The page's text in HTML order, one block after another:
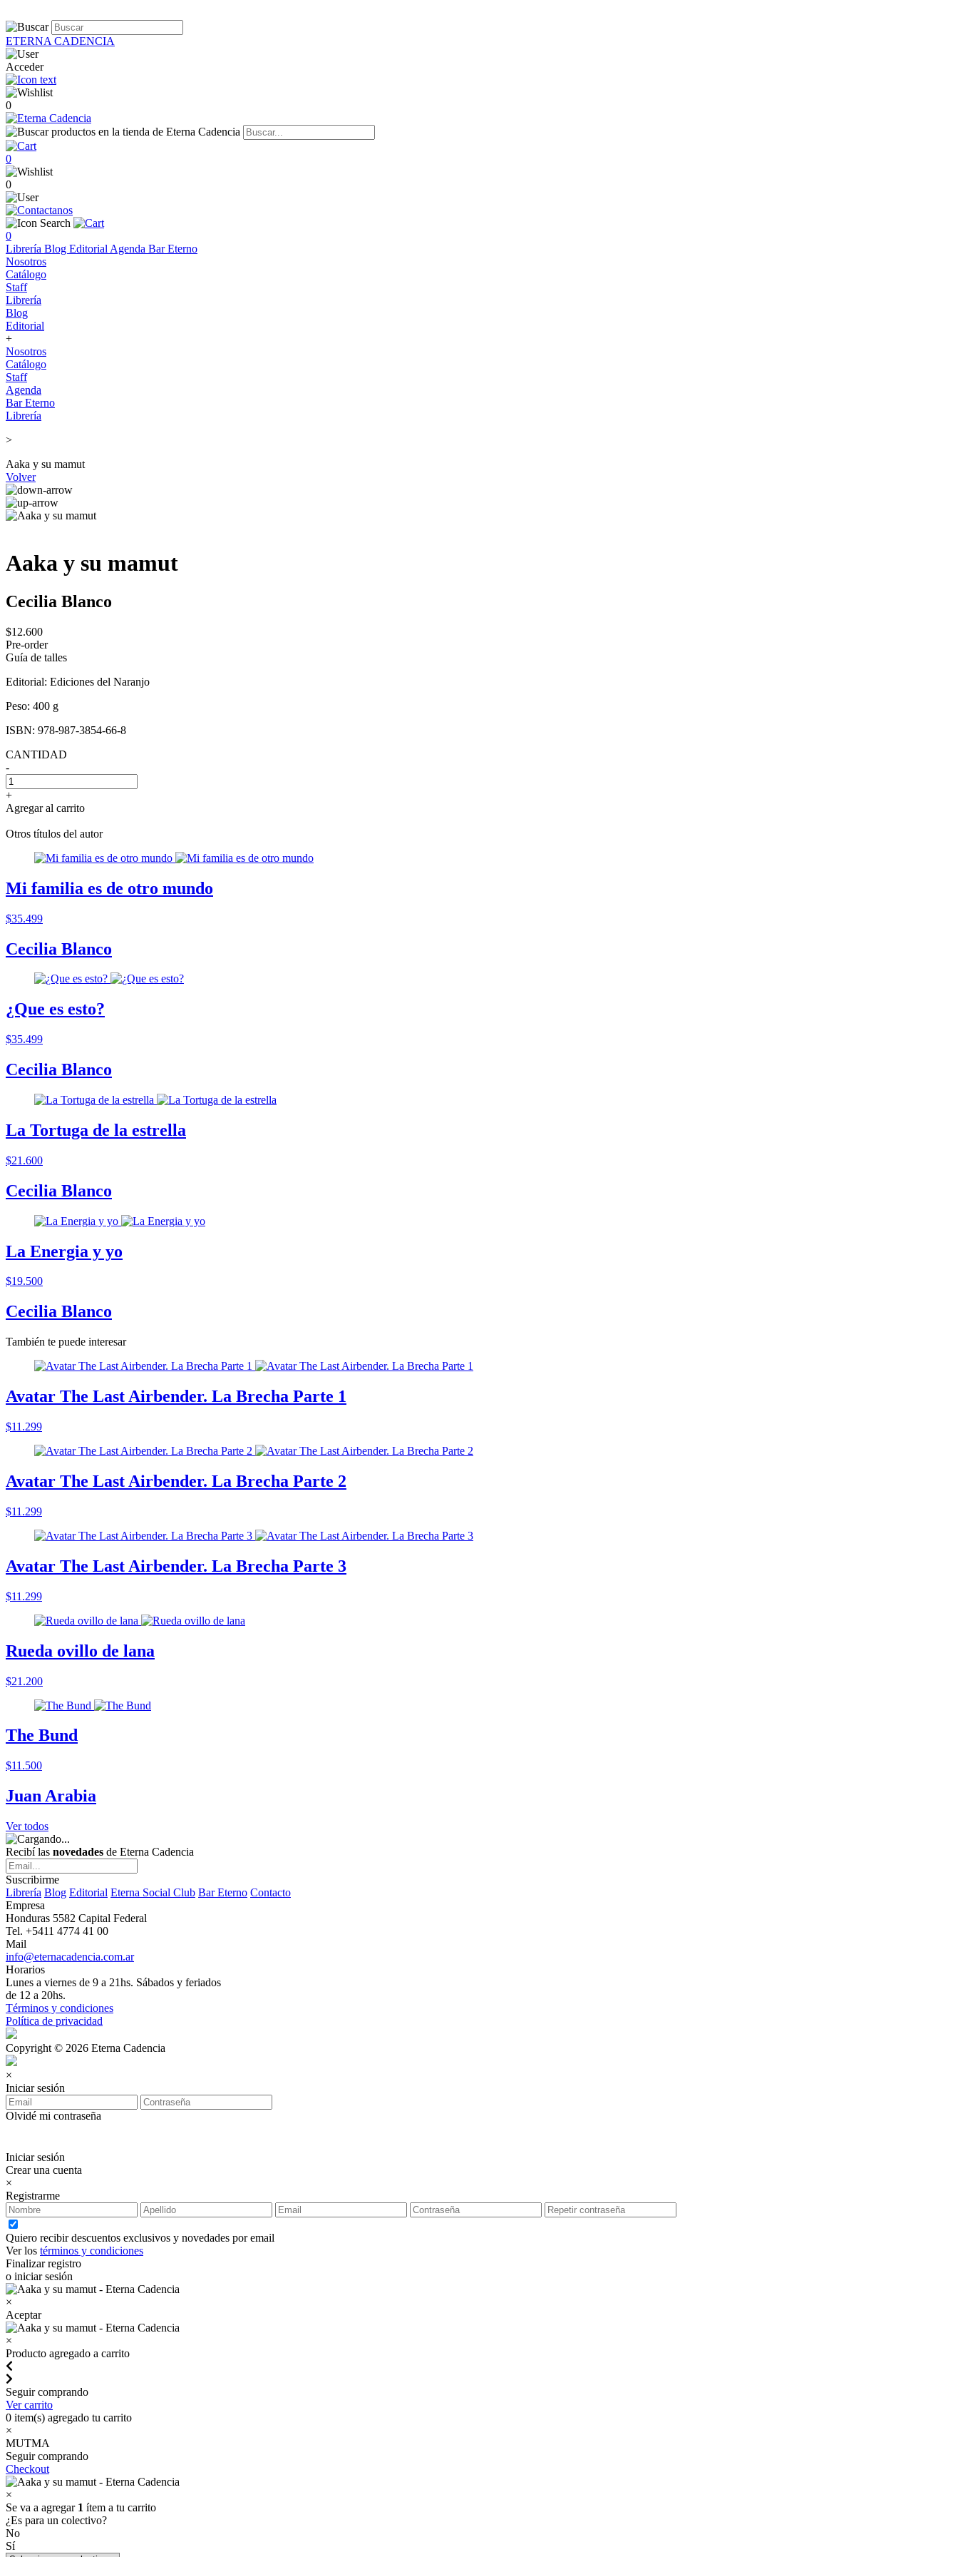
ETERNA CADENCIA
Acceder
0
0
0
0
Librería Blog Editorial Agenda Bar Eterno
Nosotros
Catálogo
Staff
Librería
Blog
Editorial
+
Nosotros
Catálogo
Staff
Agenda
Bar Eterno
Librería
>
Aaka y su mamut
Volver
Aaka y su mamut
Cecilia Blanco
$12.600
Pre-order
Guía de talles
Editorial: Ediciones del Naranjo
Peso: 400 g
ISBN: 978-987-3854-66-8
CANTIDAD
-
+
Agregar al carrito
Otros títulos del autor
Mi familia es de otro mundo
$35.499
Cecilia Blanco
¿Que es esto?
$35.499
Cecilia Blanco
La Tortuga de la estrella
$21.600
Cecilia Blanco
La Energia y yo
$19.500
Cecilia Blanco
También te puede interesar
Avatar The Last Airbender. La Brecha Parte 1
$11.299
Avatar The Last Airbender. La Brecha Parte 2
$11.299
Avatar The Last Airbender. La Brecha Parte 3
$11.299
Rueda ovillo de lana
$21.200
The Bund
$11.500
Juan Arabia
Ver todos
Recibí las novedades de Eterna Cadencia
Suscribirme
Librería Blog Editorial Eterna Social Club Bar Eterno Contacto
Empresa
Honduras 5582 Capital Federal
Tel. +5411 4774 41 00
Mail
info@eternacadencia.com.ar
Horarios
Lunes a viernes de 9 a 21hs. Sábados y feriados
de 12 a 20hs.
Términos y condiciones
Política de privacidad
Copyright © 2026 Eterna Cadencia
×
Iniciar sesión
Olvidé mi contraseña
Iniciar sesión
Crear una cuenta
×
Registrarme
Quiero recibir descuentos exclusivos y novedades por email
Ver los términos y condiciones
Finalizar registro
o iniciar sesión
×
Aceptar
×
Producto agregado a carrito
Seguir comprando
Ver carrito
0 item(s) agregado tu carrito
×
MUTMA
Seguir comprando
Checkout
×
Se va a agregar 1 ítem a tu carrito
¿Es para un colectivo?
No
Sí